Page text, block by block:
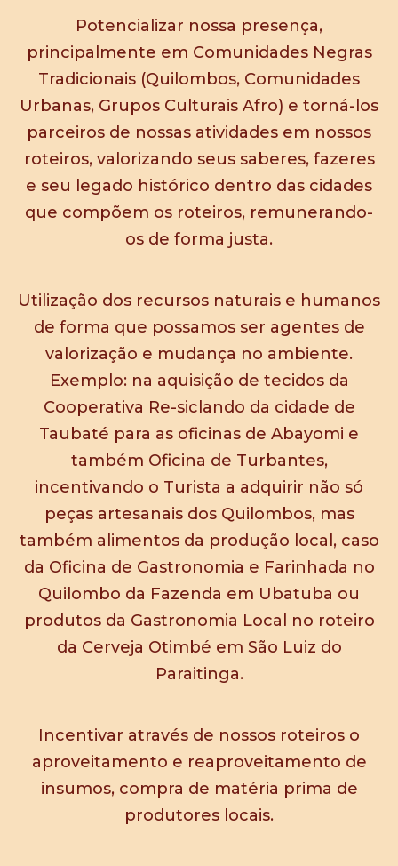
Potencializar nossa presença,
principalmente em Comunidades Negras
Tradicionais (Quilombos, Comunidades
Urbanas, Grupos Culturais Afro) e torná-los
parceiros de nossas atividades em nossos
roteiros, valorizando seus saberes, fazeres
e seu legado histórico dentro das cidades
que compõem os roteiros, remunerando-
os de forma justa.
Utilização dos recursos naturais e humanos
de forma que possamos ser agentes de
valorização e mudança no ambiente.
Exemplo: na aquisição de tecidos da
Cooperativa Re-siclando da cidade de
Taubaté para as oficinas de Abayomi e
também Oficina de Turbantes,
incentivando o Turista a adquirir não só
peças artesanais dos Quilombos, mas
também alimentos da produção local, caso
da Oficina de Gastronomia e Farinhada no
Quilombo da Fazenda em Ubatuba ou
produtos da Gastronomia Local no roteiro
da Cerveja Otimbé em São Luiz do
Paraitinga.
Incentivar através de nossos roteiros o
aproveitamento e reaproveitamento de
insumos, compra de matéria prima de
produtores locais.